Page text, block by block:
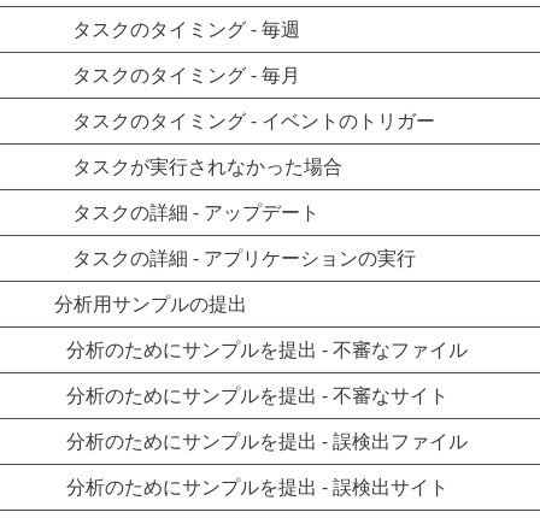
タスクのタイミング - 毎週
タスクのタイミング - 毎月
タスクのタイミング - イベントのトリガー
タスクが実行されなかった場合
タスクの詳細 - アップデート
タスクの詳細 - アプリケーションの実行
分析用サンプルの提出
分析のためにサンプルを提出 - 不審なファイル
分析のためにサンプルを提出 - 不審なサイト
分析のためにサンプルを提出 - 誤検出ファイル
分析のためにサンプルを提出 - 誤検出サイト